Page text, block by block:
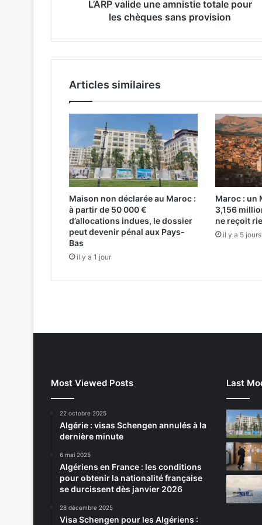
n
n
i
s
e
t
o
t
a
l
e
p
o
u
h
e
s
a
n
p
r
o
v
i
s
L’ARP valide une amnistie totale pour
les chèques sans provision
Articles similaires
Maison non déclarée au Maroc :
à partir de 50 000 €
d’allocations indues, le dossier
peut devenir pénal aux Pays-
Bas
il y a 1 jour
Maroc : un
3,156
ne reçoit
il y a 5 jours
Most Viewed Posts
22 octobre 2025
Algérie : visas Schengen annulés à la
dernière minute
6 mai 2025
Algériens en France : les conditions
pour obtenir la nationalité française
se durcissent dès janvier 2026
28 décembre 2025
Visa Schengen pour les Algériens :
Last